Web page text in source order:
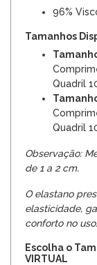
96%
Tamanhos
Quadril
Quadril
Observação:
de 1 a 2 cm.
O elastano
elasticidade,
conforto no uso.
Escolha o
VIRTUAL